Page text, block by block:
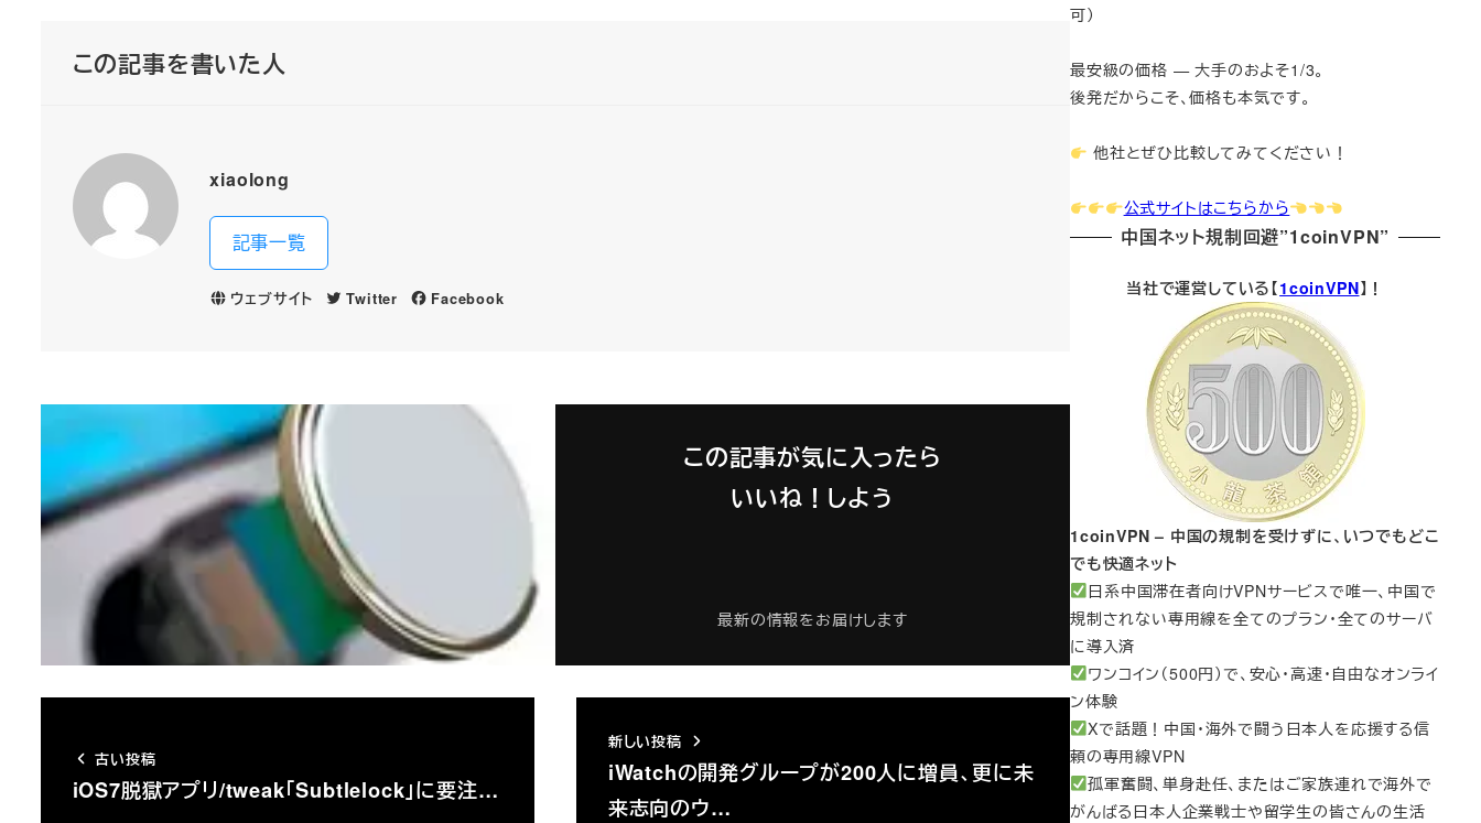
この記事を書いた人
xiaolong
記事一覧
ウェブサイト Twitter Facebook
この記事が気に入ったら
いいね！しよう
最新の情報をお届けします
古い投稿
iOS7脱獄アプリ/tweak「Subtlelock」に要注…
新しい投稿
iWatchの開発グループが200人に増員、更に未
来志向のウ…
可）
最安級の価格 — 大手のおよそ1/3。
後発だからこそ、価格も本気です。
他社とぜひ比較してみてください！
公式サイトはこちらから
中国ネット規制回避”1coinVPN”
当社で運営している【1coinVPN】！
1coinVPN – 中国の規制を受けずに、いつでもどこ
でも快適ネット
日系中国滞在者向けVPNサービスで唯一、中国で
規制されない専用線を全てのプラン・全てのサーバ
に導入済
ワンコイン（500円）で、安心・高速・自由なオンライ
ン体験
Xで話題！中国・海外で闘う日本人を応援する信
頼の専用線VPN
孤軍奮闘、単身赴任、またはご家族連れで海外で
がんばる日本人企業戦士や留学生の皆さんの生活